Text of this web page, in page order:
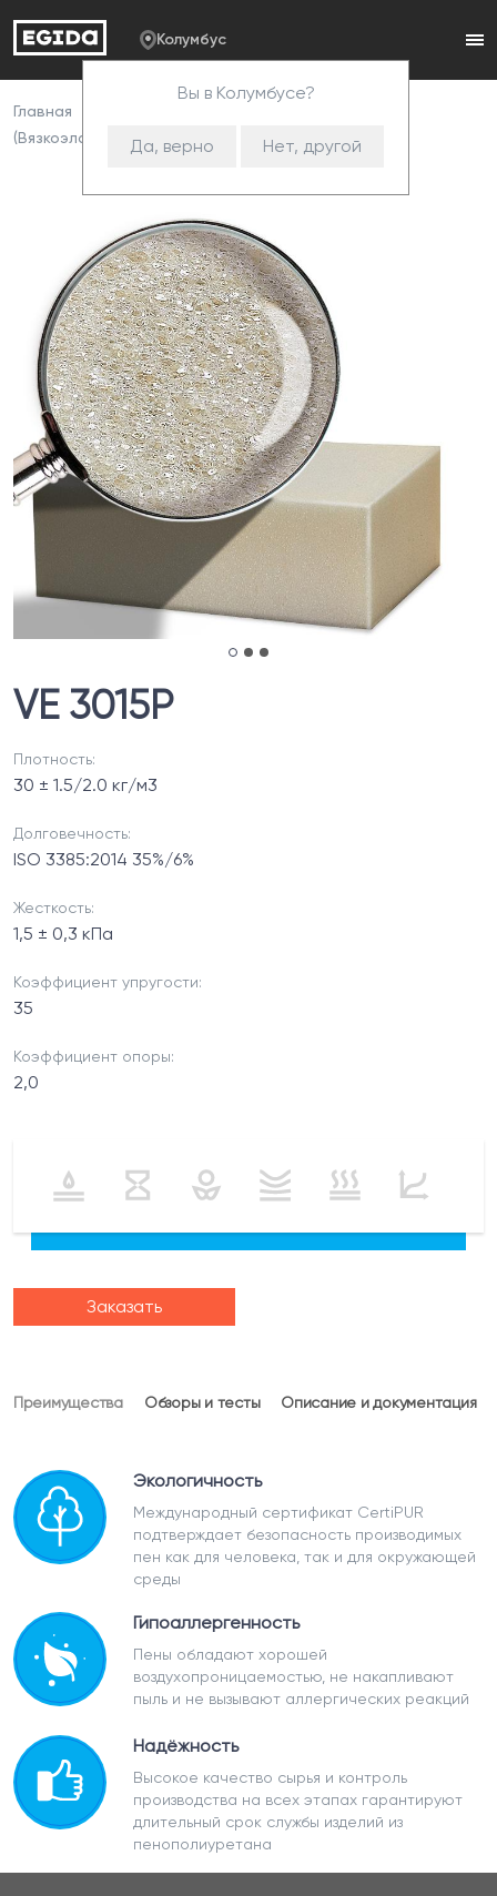
Колумбус
Вы в Колумбусе?
Да, верно Нет, другой
Главная
(Вязкоэластичный ППУ)
VE 3015p
VE 3015P
Плотность:
30 ± 1.5/2.0 кг/м3
Долговечность:
ISO 3385:2014 35%/6%
Жесткость:
1,5 ± 0,3 кПа
Коэффициент упругости:
35
Коэффициент опоры:
2,0
Заказать
Преимущества Обзоры и тесты Описание и документация
Экологичность
Международный сертификат CertiPUR
подтверждает безопасность производимых
пен как для человека, так и для окружающей
среды
Гипоаллергенность
Пены обладают хорошей
воздухопроницаемостью, не накапливают
пыль и не вызывают аллергических реакций
Надёжность
Высокое качество сырья и контроль
производства на всех этапах гарантируют
длительный срок службы изделий из
пенополиуретана